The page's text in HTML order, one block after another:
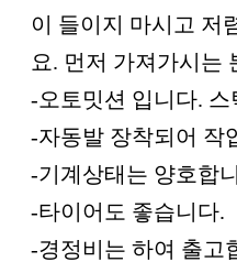
이 들이지 마시고 저
요. 먼저 가져가시는
-오토밋션 입니다. 스
-자동발 장착되어 작
-기계상태는 양호합
-타이어도 좋습니다.
-경정비는 하여 출고